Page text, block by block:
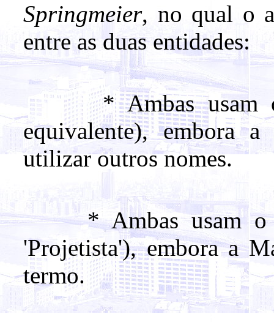
Springmeier, no qual o
entre as duas entidades:
* Ambas usam o
equivalente), embora
utilizar outros nomes.
* Ambas usam o
'Projetista'), embora a
termo.